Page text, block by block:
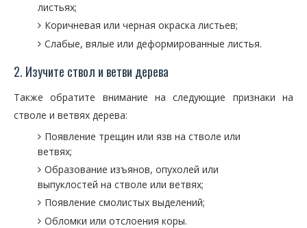
листьях;
Коричневая или черная окраска листьев;
Слабые, вялые или деформированные листья.
2. Изучите ствол и ветви дерева
Также обратите внимание на следующие признаки на
стволе и ветвях дерева:
Появление трещин или язв на стволе или
ветвях;
Образование изъянов, опухолей или
выпуклостей на стволе или ветвях;
Появление смолистых выделений;
Обломки или отслоения коры.